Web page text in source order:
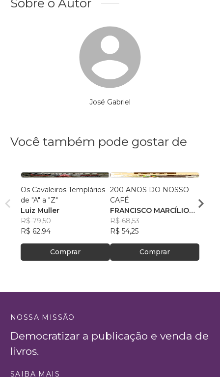
José Gabriel
Você também pode gostar de
Os Cavaleiros Templários
de "A" a "Z"
Luiz Muller
R$ 79,50
R$ 62,94
Comprar
200 ANOS DO NOSSO
CAFÉ
FRANCISCO MARCÍLIO
DE ALMEIDA FARIAS
R$ 68,53
R$ 54,25
Comprar
NOSSA MISSÃO
Democratizar a publicação e venda de
livros.
SAIBA MAIS